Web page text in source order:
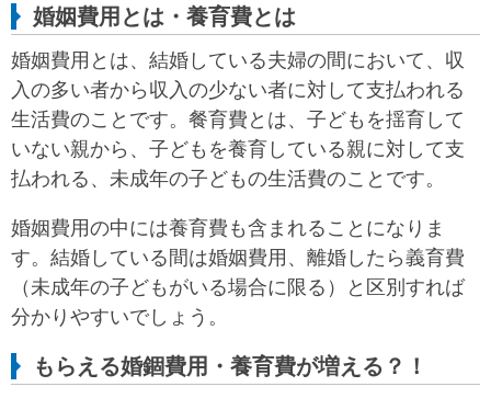
婚姻費用とは・養育費とは
婚姻費用とは、結婚している夫婦の間において、収
入の多い者から収入の少ない者に対して支払われる
生活費のことです。餐育費とは、子どもを揺育して
いない親から、子どもを養育している親に対して支
払われる、未成年の子どもの生活費のことです。
婚姻費用の中には養育費も含まれることになりま
す。結婚している間は婚姻費用、離婚したら義育費
（未成年の子どもがいる場合に限る）と区別すれば
分かりやすいでしょう。
もらえる婚錮費用・養育費が増える？！